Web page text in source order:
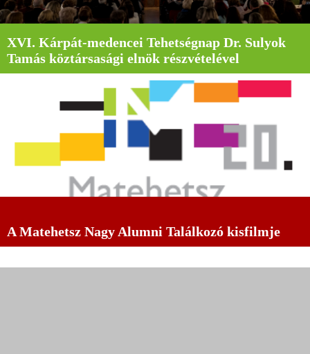
XVI. Kárpát-medencei Tehetségnap Dr. Sulyok
Tamás köztársasági elnök részvételével
A Matehetsz Nagy Alumni Találkozó kisfilmje